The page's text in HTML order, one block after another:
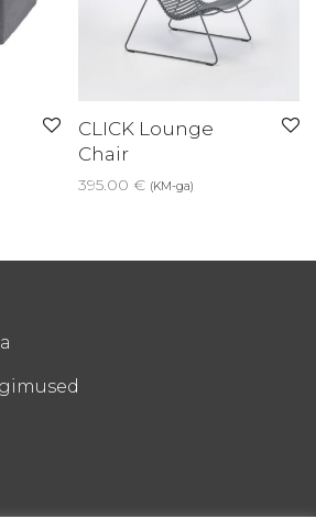
CLICK Lounge
Chair
395.00 € (KM-ga)